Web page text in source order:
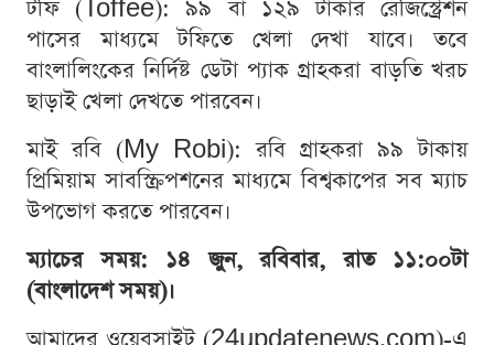
টফি (Toffee): ৯৯ বা ১২৯ টাকার রেজিস্ট্রেশন
পাসের মাধ্যমে টফিতে খেলা দেখা যাবে। তবে
বাংলালিংকের নির্দিষ্ট ডেটা প্যাক গ্রাহকরা বাড়তি খরচ
ছাড়াই খেলা দেখতে পারবেন।
মাই রবি (My Robi): রবি গ্রাহকরা ৯৯ টাকায়
প্রিমিয়াম সাবস্ক্রিপশনের মাধ্যমে বিশ্বকাপের সব ম্যাচ
উপভোগ করতে পারবেন।
ম্যাচের সময়: ১৪ জুন, রবিবার, রাত ১১:০০টা
(বাংলাদেশ সময়)।